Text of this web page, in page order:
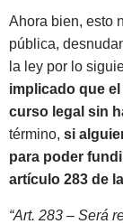
Ahora bien, esto
pública,
la ley por lo
implicado que
curso legal sin
término, si
para poder
artículo 283 de
“Art. 283 – Será